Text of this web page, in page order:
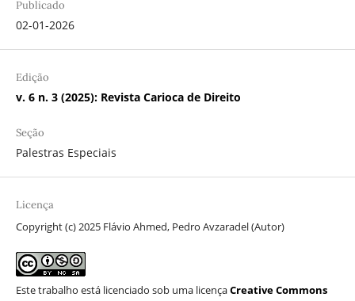
Publicado
02-01-2026
Edição
v. 6 n. 3 (2025): Revista Carioca de Direito
Seção
Palestras Especiais
Licença
Copyright (c) 2025 Flávio Ahmed, Pedro Avzaradel (Autor)
Este trabalho está licenciado sob uma licençaCreative Commons